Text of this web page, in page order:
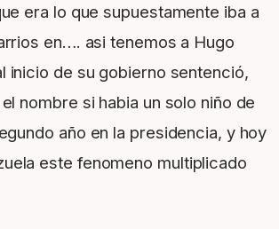
era lo que supuestamente iba a
en…. asi tenemos a Hugo
inicio de su gobierno sentenció,
nombre si habia un solo niño de
año en la presidencia, y hoy
este fenomeno multiplicado